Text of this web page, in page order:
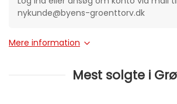
nykunde@byens-groenttorv.dk
Mere information
Mest solgte i